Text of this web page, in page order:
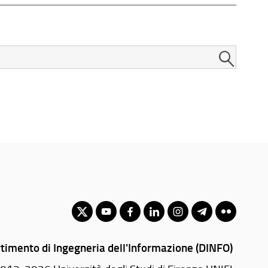
di Ingegneria dell'Informazione (DINFO)